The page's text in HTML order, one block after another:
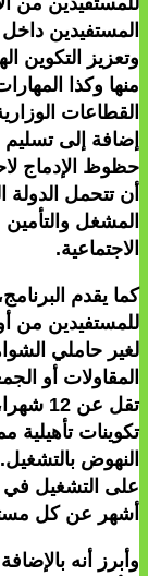
المستفيدين
وتعزيز التكوين
منها وكذا
القطاعات
إضافة إلى
حظوظ الإدماج
أن تتحمل الدولة
المشغل
الاجتماعية.
كما يقدم
للمستفيدين من
لغير حاملي
المقاولات أو
تقل
تكوينات
النهوض
أشهر عن كل
وأبرز أنه